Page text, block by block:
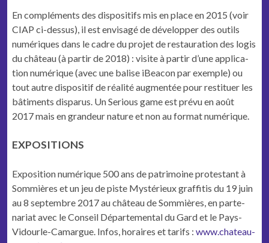
En com­plé­ments des dis­posi­tifs mis en place en 2015 (voir
CIAP ci-dessus), il est envis­agé de dévelop­per des out­ils
numériques dans le cadre du pro­jet de restau­ra­tion des logis
du château (à par­tir de 2018) : vis­ite à par­tir d’une appli­ca­
tion numérique (avec une balise iBea­con par exem­ple) ou
tout autre dis­posi­tif de réal­ité aug­men­tée pour restituer les
bâti­ments disparus. Un Seri­ous game est prévu en août
2017 mais en grandeur nature et non au for­mat numérique.
EXPOSITIONS
Expo­si­tion numérique 500 ans de pat­ri­moine protes­tant à
Som­mières et un jeu de piste Mys­térieux graf­fi­tis du 19 juin
au 8 sep­tem­bre 2017 au château de Som­mières, en parte­
nar­i­at avec le Con­seil Départe­men­tal du Gard et le Pays-
Vidourle-Camargue. Infos, horaires et tar­ifs :www.chateau-